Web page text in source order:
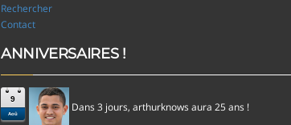
Rechercher
Contact
ANNIVERSAIRES !
9
Aoû
Dans 3 jours, arthurknows aura 25 ans !